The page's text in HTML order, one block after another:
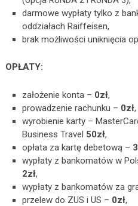
darmowe wypłaty tylko z
oddziałach Raiffeisen,
brak możliwości uniknięcia
OPŁATY:
założenie konta – 0zł,
prowadzenie rachunku – 0zł,
wyrobienie karty –
Business Travel 50zł,
opłata za kartę debetową –
wypłaty z bankomatów w
2zł,
wypłaty z bankomatów za
przelew do ZUS i US – 0zł,